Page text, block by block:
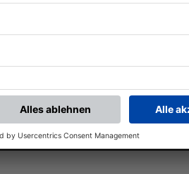
PRIEN JUBELT BEI SV
KR.